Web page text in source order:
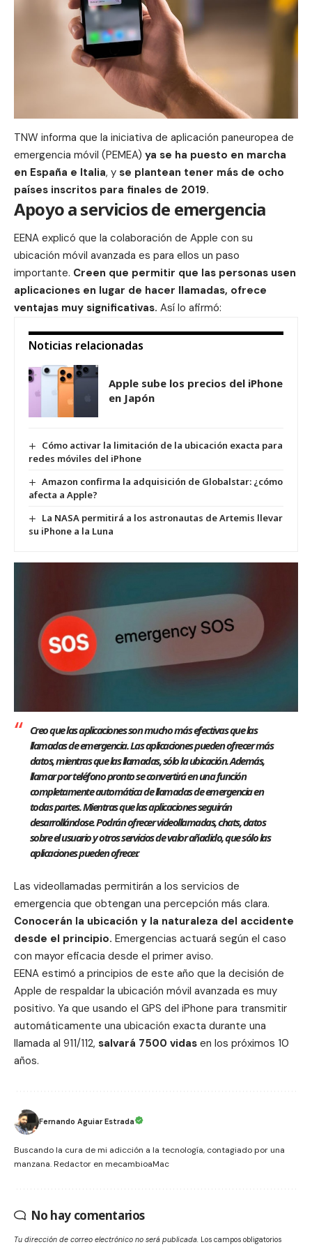
TNW informa que la iniciativa de aplicación paneuropea de
emergencia móvil (PEMEA) ya se ha puesto en marcha
en España e Italia, y se plantean tener más de ocho
países inscritos para finales de 2019.
Apoyo a servicios de emergencia
EENA explicó que la colaboración de Apple con su
ubicación móvil avanzada es para ellos un paso
importante. Creen que permitir que las personas usen
aplicaciones en lugar de hacer llamadas, ofrece
ventajas muy significativas. Así lo afirmó:
Noticias relacionadas
Apple sube los precios del iPhone
en Japón
Cómo activar la limitación de la ubicación exacta para
redes móviles del iPhone
Amazon confirma la adquisición de Globalstar: ¿cómo
afecta a Apple?
La NASA permitirá a los astronautas de Artemis llevar
su iPhone a la Luna
Creo que las aplicaciones son mucho más efectivas que las
llamadas de emergencia. Las aplicaciones pueden ofrecer más
datos, mientras que las llamadas, sólo la ubicación. Además,
llamar por teléfono pronto se convertirá en una función
completamente automática de llamadas de emergencia en
todas partes. Mientras que las aplicaciones seguirán
desarrollándose. Podrán ofrecer videollamadas, chats, datos
sobre el usuario y otros servicios de valor añadido, que sólo las
aplicaciones pueden ofrecer.
Las videollamadas permitirán a los servicios de
emergencia que obtengan una percepción más clara.
Conocerán la ubicación y la naturaleza del accidente
desde el principio. Emergencias actuará según el caso
con mayor eficacia desde el primer aviso.
EENA estimó a principios de este año que la decisión de
Apple de respaldar la ubicación móvil avanzada es muy
positivo. Ya que usando el GPS del iPhone para transmitir
automáticamente una ubicación exacta durante una
llamada al 911/112, salvará 7500 vidas en los próximos 10
años.
Fernando Aguiar Estrada
Buscando la cura de mi adicción a la tecnología, contagiado por una
manzana. Redactor en mecambioaMac
No hay comentarios
Tu dirección de correo electrónico no será publicada. Los campos obligatorios